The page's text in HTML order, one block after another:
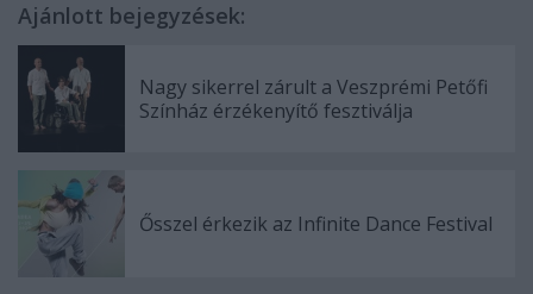
Ajánlott bejegyzések:
Nagy sikerrel zárult a Veszprémi Petőfi
Színház érzékenyítő fesztiválja
Ősszel érkezik az Infinite Dance Festival